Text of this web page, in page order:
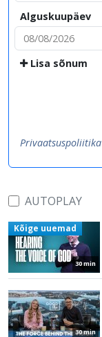
Alguskuupäev
Lisa sõnum
Privaatsuspoliitika
AUTOPLAY
30 min
Kõige uuemad
30 min